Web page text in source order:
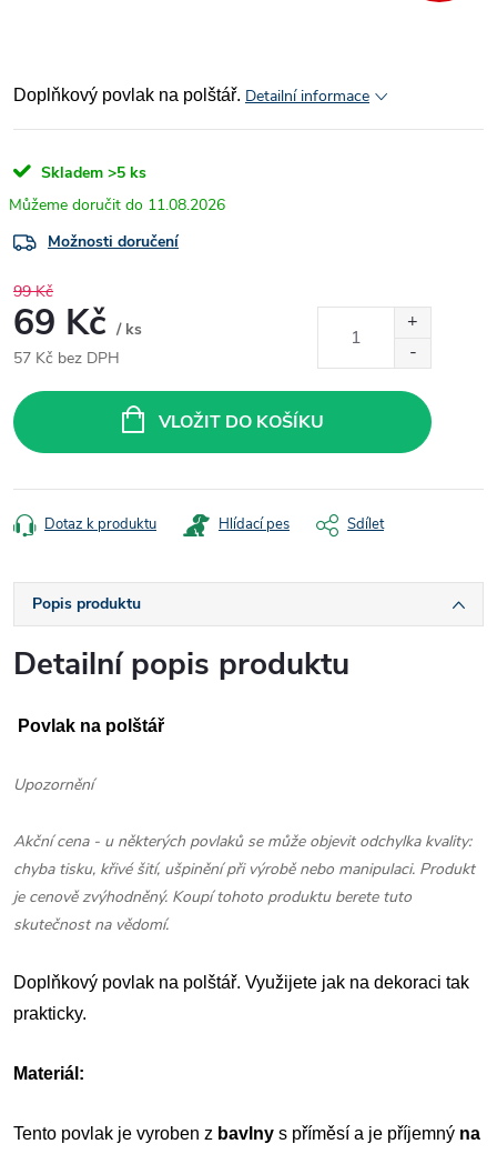
Doplňkový povlak na polštář. Detailní informace
Skladem >5 ks
11.08.2026
Možnosti doručení
99 Kč
69 Kč / ks
57 Kč bez DPH
cena:
VLOŽIT DO KOŠÍKU
Dotaz k produktu Hlídací pes Sdílet
Popis produktu
Detailní popis produktu
Povlak na polštář
Upozornění
Akční cena - u některých povlaků se může objevit odchylka kvality:
chyba tisku, křivé šití, ušpinění při výrobě nebo manipulaci. Produkt
je cenově zvýhodněný. Koupí tohoto produktu berete tuto
skutečnost na vědomí.
Doplňkový povlak na polštář. Využijete jak na dekoraci tak
prakticky.
Materiál:
Tento povlak je vyroben z bavlny s příměsí a je příjemný na